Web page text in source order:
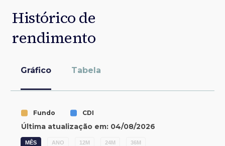
Histórico de
rendimento
Gráfico Tabela
MÊS ANO 12M 24M 36M